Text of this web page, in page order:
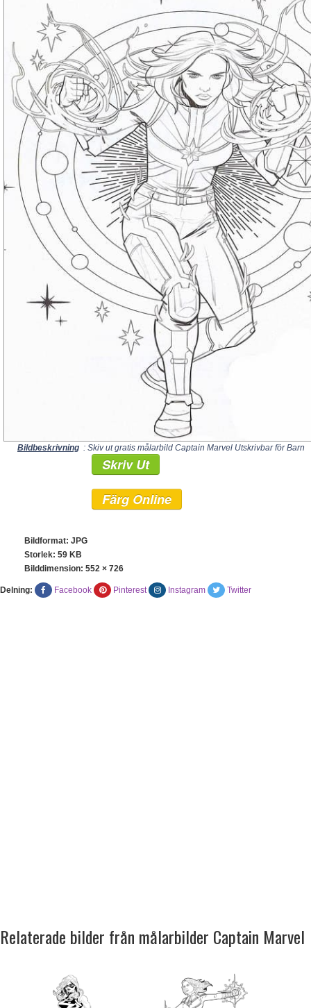
Bildbeskrivning : Skiv ut gratis målarbild Captain Marvel Utskrivbar för Barn
Skriv Ut
Färg Online
Bildformat: JPG
Storlek: 59 KB
Bilddimension: 552 × 726
Delning: Facebook Pinterest Instagram Twitter
Relaterade bilder från målarbilder Captain Marvel